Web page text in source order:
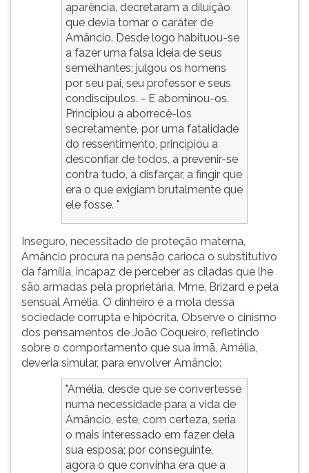
aparência, decretaram a diluição
que devia tomar o caráter de
Amâncio. Desde logo habituou-se
a fazer uma falsa ideia de seus
semelhantes; julgou os homens
por seu pai, seu professor e seus
condiscípulos. - E abominou-os.
Principiou a aborrecê-los
secretamente, por uma fatalidade
do ressentimento, principiou a
desconfiar de todos, a prevenir-se
contra tudo, a disfarçar, a fingir que
era o que exigiam brutalmente que
ele fosse. "
Inseguro, necessitado de proteção materna,
Amâncio procura na pensão carioca o substitutivo
da família, incapaz de perceber as ciladas que lhe
são armadas pela proprietária, Mme. Brizard e pela
sensual Amélia. O dinheiro é a mola dessa
sociedade corrupta e hipócrita. Observe o cinismo
dos pensamentos de João Coqueiro, refletindo
sobre o comportamento que sua irmã, Amélia,
deveria simular, para envolver Amâncio:
"Amélia, desde que se convertesse
numa necessidade para a vida de
Amâncio, este, com certeza, seria
o mais interessado em fazer dela
sua esposa; por conseguinte,
agora o que convinha era que a